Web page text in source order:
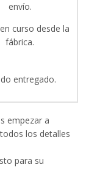
envío.
curso desde la
fábrica.
entregado.
empezar a
los detalles
para su